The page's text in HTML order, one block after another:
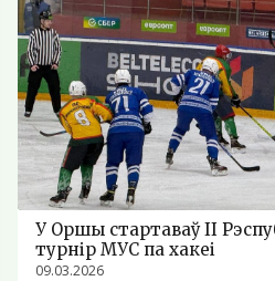
У Оршы стартаваў II
турнір МУС па хакеі
09.03.2026